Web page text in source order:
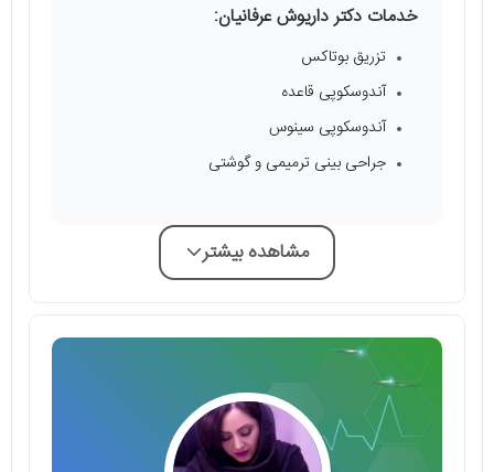
خدمات دکتر داریوش عرفانیان:
تزریق بوتاکس
آندوسکوپی قاعده
آندوسکوپی سینوس
جراحی بینی ترمیمی و گوشتی
مشاهده بیشتر